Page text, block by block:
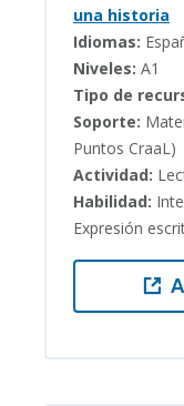
una historia
Idiomas:
Niveles: A1
Tipo de
Soporte:
Puntos CraaL)
Actividad:
Habilidad:
Expresión